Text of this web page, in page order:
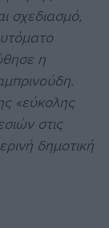
σχεδιασμό,
η
«εύκολης
στις
δημοτική